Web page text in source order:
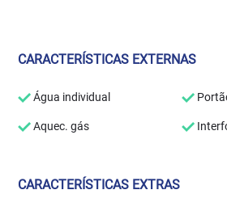
CARACTERÍSTICAS EXTERNAS
Água individual
Aquec. gás
CARACTERÍSTICAS EXTRAS